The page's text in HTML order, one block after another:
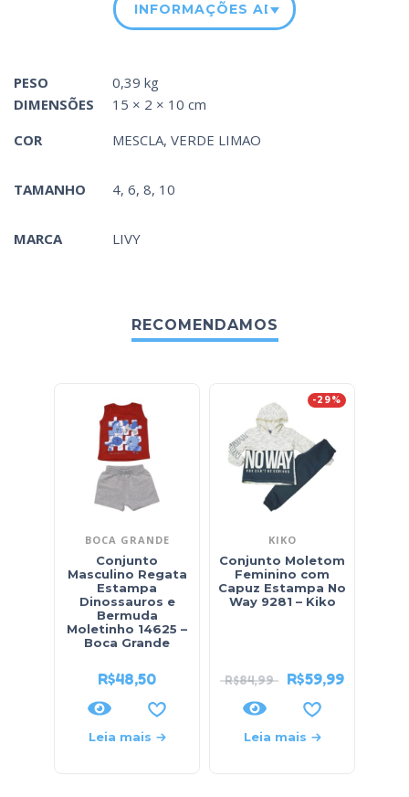
INFORMAÇÕES ADICIONAIS
PESO
0,39 kg
DIMENSÕES
15 × 2 × 10 cm
COR
MESCLA, VERDE LIMAO
TAMANHO 4, 6, 8, 10
MARCA LIVY
RECOMENDAMOS
BOCA GRANDE
Conjunto
Masculino Regata
Estampa
Dinossauros e
Bermuda
Moletinho 14625 –
Boca Grande
R$48,50
Leia mais
-29%
KIKO
Conjunto Moletom
Feminino com
Capuz Estampa No
Way 9281 – Kiko
R$84,99 R$59,99
Leia mais